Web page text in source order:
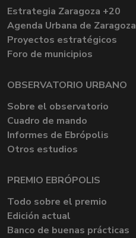
Estrategia Zaragoza +20
Agenda Urbana de Zaragoza
Proyectos estratégicos
Foro de municipios
OBSERVATORIO URBANO
Sobre el observatorio
Cuadro de mando
Informes de Ebrópolis
Otros estudios
PREMIO EBRÓPOLIS
Todo sobre el premio
Edición actual
Banco de buenas prácticas